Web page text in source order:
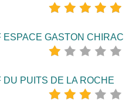
GASTON CHIRAC
PUITS DE LA ROCHE